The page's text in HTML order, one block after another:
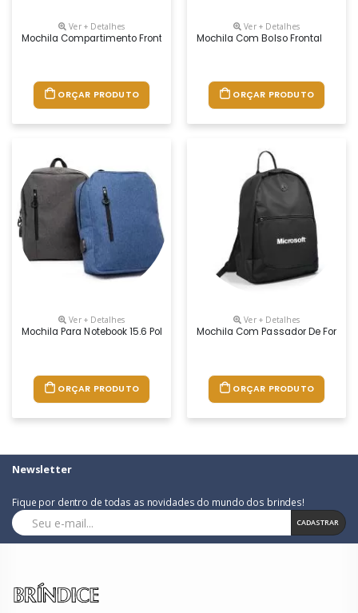
Ver + Detalhes
Mochila Compartimento Frontal Com Zíper
ORÇAR PRODUTO
Ver + Detalhes
Mochila Com Bolso Frontal
ORÇAR PRODUTO
Ver + Detalhes
Mochila Para Notebook 15.6 Polegadas
ORÇAR PRODUTO
Ver + Detalhes
Mochila Com Passador De Fone
ORÇAR PRODUTO
Newsletter
Fique por dentro de todas as novidades do mundo dos brindes!
CADASTRAR